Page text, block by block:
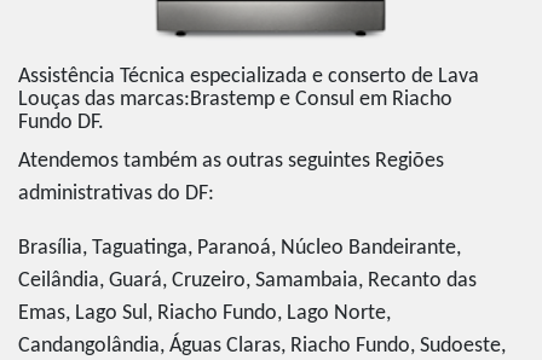
Assistência Técnica especializada e conserto de Lava
Louças das marcas:Brastemp e Consul em Riacho
Fundo DF.
Atendemos também as outras seguintes Regiões
administrativas do DF:
Brasília, Taguatinga, Paranoá, Núcleo Bandeirante,
Ceilândia, Guará, Cruzeiro, Samambaia, Recanto das
Emas, Lago Sul, Riacho Fundo, Lago Norte,
Candangolândia, Águas Claras, Riacho Fundo, Sudoeste,